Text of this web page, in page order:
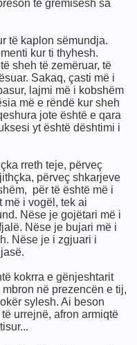
të gremisesh sa
të kaplon sëmundja.
kur ti thyhesh.
sheh të zemëruar, të
Sakaq, çasti më i
lajmi më i kobshëm
më e rëndë kur sheh
jote është e qara
yt është dështimi i
rreth teje, përveç
përveç shkarjeve
për të është më i
më i vogël, tek ai
Nëse je gojëtari më i
Nëse je bujari më i
Nëse je i zgjuari i
kokrra e gënjeshtarit
në prezencën e tij,
sylesh. Ai beson
urrejnë, afron armiqtë